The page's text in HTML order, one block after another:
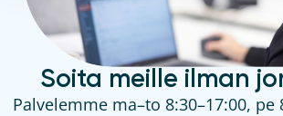
Soita meille ilman
Palvelemme ma–to 8:30–17:00, pe